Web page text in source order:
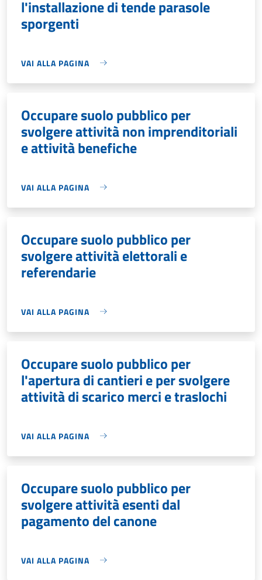
l'installazione di tende parasole
sporgenti
VAI ALLA PAGINA
Occupare suolo pubblico per
svolgere attività non imprenditoriali
e attività benefiche
VAI ALLA PAGINA
Occupare suolo pubblico per
svolgere attività elettorali e
referendarie
VAI ALLA PAGINA
Occupare suolo pubblico per
l'apertura di cantieri e per svolgere
attività di scarico merci e traslochi
VAI ALLA PAGINA
Occupare suolo pubblico per
svolgere attività esenti dal
pagamento del canone
VAI ALLA PAGINA